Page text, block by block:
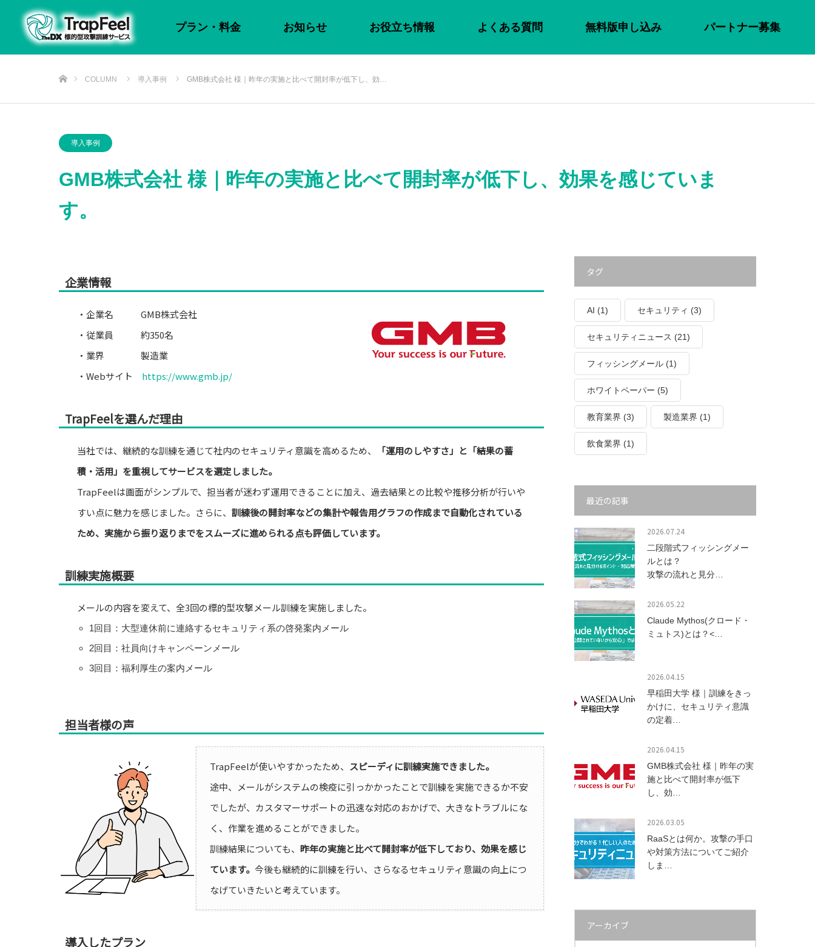
プラン・料金 お知らせ お役立ち情報 よくある質問 無料版申し込み パートナー募集
COLUMN 導入事例 GMB株式会社 様｜昨年の実施と比べて開封率が低下し、効…
導入事例
GMB株式会社 様｜昨年の実施と比べて開封率が低下し、効果を感じていま
す。
企業情報
・企業名 GMB株式会社
・従業員 約350名
・業界 製造業
・Webサイト https://www.gmb.jp/
TrapFeelを選んだ理由
当社では、継続的な訓練を通じて社内のセキュリティ意識を高めるため、
「運用のしやすさ」と「結果の蓄
積・活用」を重視してサービスを選定しました。
TrapFeelは画面がシンプルで、担当者が迷わず運用できることに加え、過去結果との比較や推移分析が行いや
すい点に魅力を感じました。さらに、 訓練後の開封率などの集計や報告用グラフの作成まで自動化されている
ため、実施から振り返りまでをスムーズに進められる点も評価しています。
訓練実施概要
メールの内容を変えて、全3回の標的型攻撃メール訓練を実施しました。
1回目：大型連休前に連絡するセキュリティ系の啓発案内メール
2回目：社員向けキャンペーンメール
3回目：福利厚生の案内メール
担当者様の声
TrapFeelが使いやすかったため、 スピーディに訓練実施できました。
途中、メールがシステムの検疫に引っかかったことで訓練を実施できるか不安
でしたが、カスタマーサポートの迅速な対応のおかげで、大きなトラブルにな
く、作業を進めることができました。
訓練結果についても、昨年の実施と比べて開封率が低下しており、効果を感じ
ています。今後も継続的に訓練を行い、さらなるセキュリティ意識の向上につ
なげていきたいと考えています。
導入したプラン
タグ
AI (1) セキュリティ (3)
セキュリティニュース (21)
フィッシングメール (1)
ホワイトペーパー (5)
教育業界 (3) 製造業界 (1)
飲食業界 (1)
最近の記事
2026.07.24
二段階式フィッシングメー
ルとは？
攻撃の流れと見分…
2026.05.22
Claude Mythos(クロード・
ミュトス)とは？<…
2026.04.15
早稲田大学 様｜訓練をきっ
かけに、セキュリティ意識
の定着…
2026.04.15
GMB株式会社 様｜昨年の実
施と比べて開封率が低下
し、効…
2026.03.05
RaaSとは何か。攻撃の手口
や対策方法についてご紹介
しま…
アーカイブ